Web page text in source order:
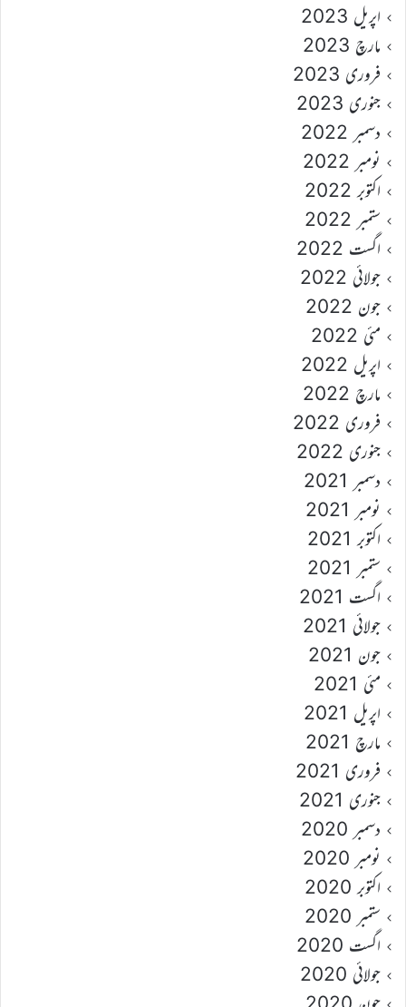
اپریل 2023
مارچ 2023
فروری 2023
جنوری 2023
دسمبر 2022
نومبر 2022
اکتوبر 2022
ستمبر 2022
اگست 2022
جولائی 2022
جون 2022
مئی 2022
اپریل 2022
مارچ 2022
فروری 2022
جنوری 2022
دسمبر 2021
نومبر 2021
اکتوبر 2021
ستمبر 2021
اگست 2021
جولائی 2021
جون 2021
مئی 2021
اپریل 2021
مارچ 2021
فروری 2021
جنوری 2021
دسمبر 2020
نومبر 2020
اکتوبر 2020
ستمبر 2020
اگست 2020
جولائی 2020